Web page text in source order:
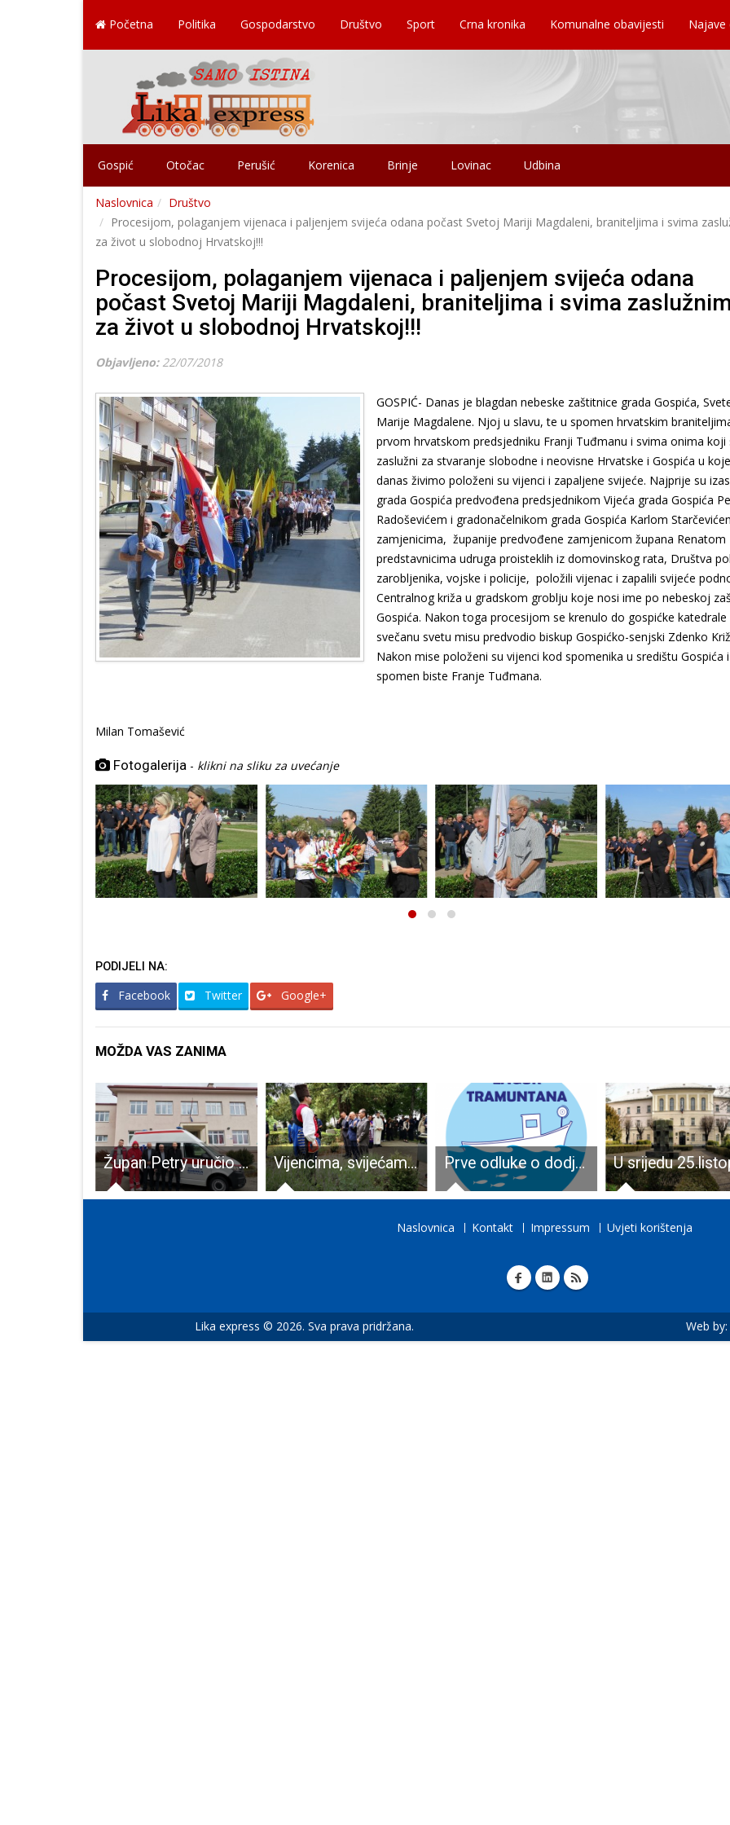
Početna Politika Gospodarstvo Društvo Sport Crna kronika Komunalne obavijesti Najave
Gospić Otočac Perušić Korenica Brinje Lovinac Udbina
Naslovnica
Društvo
Procesijom, polaganjem vijenaca i paljenjem svijeća odana počast Svetoj Mariji Magdaleni, braniteljima i svima
za život u slobodnoj Hrvatskoj!!!
Procesijom, polaganjem vijenaca i paljenjem svijeća odana
počast Svetoj Mariji Magdaleni, braniteljima i svima
za život u slobodnoj Hrvatskoj!!!
Objavljeno: 22/07/2018
GOSPIĆ- Danas je blagdan nebeske zaštitnice grada Gospića,
Marije Magdalene. Njoj u slavu, te u spomen hrvatskim
prvom hrvatskom predsjedniku Franji Tuđmanu i svima onima koji
zaslužni za stvaranje slobodne i neovisne Hrvatske i Gospića u
danas živimo položeni su vijenci i zapaljene svijeće. Najprije su
grada Gospića predvođena predsjednikom Vijeća grada Gospića
Radoševićem i gradonačelnikom grada Gospića Karlom
zamjenicima, županije predvođene zamjenicom župana Renatom
predstavnicima udruga proisteklih iz domovinskog rata, Društva
zarobljenika, vojske i policije, položili vijenac i zapalili svijeće
Centralnog križa u gradskom groblju koje nosi ime po nebeskoj
Gospića. Nakon toga procesijom se krenulo do gospićke katedrale
svečanu svetu misu predvodio biskup Gospićko-senjski Zdenko
Nakon mise položeni su vijenci kod spomenika u središtu Gospića
spomen biste Franje Tuđmana.
Milan Tomašević
Fotogalerija - klikni na sliku za uvećanje
PODIJELI NA:
Facebook Twitter Google+
MOŽDA VAS ZANIMA
Župan Petry uručio ključeve vozila za sanitetski prijevoz pacijenata za potrebe Doma zdravlja Korenica Vijencima, svijećama i misom u čast Dana državnosti Prve odluke o dodjeli sredstava za provedbu projekata iz Lokalne razvojne strategije u ribarstvu LAGUR-a Tramuntana za razdoblje 2014. – 2020.
Naslovnica Kontakt Impressum Uvjeti korištenja
Lika express © 2026. Sva prava pridržana. Web by: